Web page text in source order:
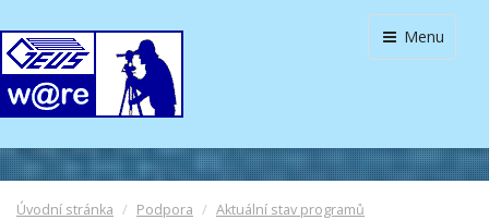
Menu
Úvodní stránka Podpora
Aktuální stav programů